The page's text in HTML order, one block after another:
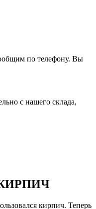
по телефону. Вы
с нашего склада,
КИРПИЧ
кирпич. Теперь